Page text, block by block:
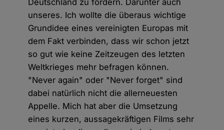
Deutschland zu fördern. Darunter auch
unseres. Ich wollte die überaus wichtige
Grundidee eines vereinigten Europas mit
dem Fakt verbinden, dass wir schon jetzt
so gut wie keine Zeitzeugen des letzten
Weltkrieges mehr befragen können.
"Never again" oder "Never forget" sind
dabei natürlich nicht die allerneuesten
Appelle. Mich hat aber die Umsetzung
eines kurzen, aussagekräftigen Films sehr